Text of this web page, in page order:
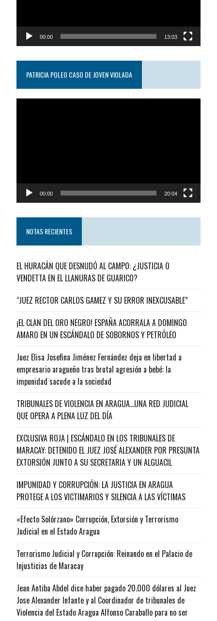
00:00 13:03
PATRICIA POLEO CASO DE JOVEN VIOLADA
00:00 20:04
NOTAS RECIENTES
EL HURACÁN QUE DESNUDÓ AL CAMPO: ¿JUSTICIA O
VENDETTA EN EL LLANURAS DE GUARICO?
“JUEZ RECTOR CARLOS GAMEZ Y SU ERROR INEXCUSABLE”
¡EL CLAN DEL ORO NEGRO! ESPAÑA ACORRALA A DOMINGO
AMARO EN UN ESCÁNDALO DE SOBORNOS Y PETRÓLEO
Juez Elisa Josefina Jiménez Fernández deja en libertad a
empresario aragueño tras brutal agresión a bebé: la
impunidad sacude a la sociedad
TRIBUNALES DE VIOLENCIA EN ARAGUA…UNA RED JUDICIAL
QUE OPERA A PLENA LUZ DEL DÍA
EXCLUSIVA ROJA | ESCÁNDALO EN LOS TRIBUNALES DE
MARACAY: DETENIDO EL JUEZ JOSÉ ALEXANDER POR PRESUNTA
EXTORSIÓN JUNTO A SU SECRETARIA Y UN ALGUACIL
IMPUNIDAD Y CORRUPCIÓN: LA JUSTICIA EN ARAGUA
PROTEGE A LOS VICTIMARIOS Y SILENCIA A LAS VÍCTIMAS
«Efecto Solórzano» Corrupción, Extorsión y Terrorismo
Judicial en el Estado Aragua
Terrorismo Judicial y Corrupción: Reinando en el Palacio de
Injusticias de Maracay
Jean Antiba Abdel dice haber pagado 20.000 dólares al Juez
Jose Alexander Infante y al Coordinador de tribunales de
Violencia del Estado Aragua Alfonso Caraballo para no ser